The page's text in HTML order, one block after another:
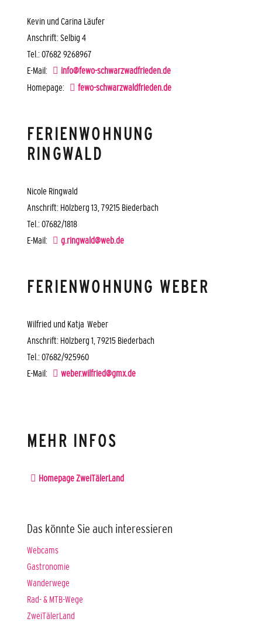
Kevin und Carina Läufer
Anschrift: Selbig 4
Tel.: 07682 9268967
E-Mail:
info@fewo-schwarzwadfrieden.de
Homepage:
fewo-schwarzwaldfrieden.de
FERIENWOHNUNG
RINGWALD
Nicole Ringwald
Anschrift: Hölzberg 13, 79215 Biederbach
Tel.: 07682/1818
E-Mail:
g.ringwald@web.de
FERIENWOHNUNG WEBER
Wilfried und Katja Weber
Anschrift: Hölzberg 1, 79215 Biederbach
Tel.: 07682/925960
E-Mail:
weber.wilfried@gmx.de
MEHR INFOS
Homepage ZweiTälerLand
Das könnte Sie auch interessieren
Webcams
Gastronomie
Wanderwege
Rad- & MTB-Wege
ZweiTälerLand